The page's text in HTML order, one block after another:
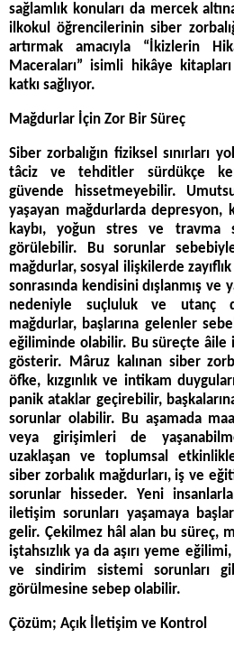
sağlamlık konuları da mercek
ilkokul öğrencilerinin siber
artırmak amacıyla “İkizlerin
Maceraları” isimli hikâye
katkı sağlıyor.
Mağdurlar İçin Zor Bir Süreç
Siber zorbalığın fiziksel sınırları
tâciz ve tehditler sürdükçe
güvende hissetmeyebilir.
yaşayan mağdurlarda depresyon,
kaybı, yoğun stres ve travma
görülebilir. Bu sorunlar
mağdurlar, sosyal ilişkilerde
sonrasında kendisini dışlanmış ve
nedeniyle suçluluk ve utanç
mağdurlar, başlarına gelenler
eğiliminde olabilir. Bu süreçte âile
gösterir. Mâruz kalınan siber
öfke, kızgınlık ve intikam
panik ataklar geçirebilir,
sorunlar olabilir. Bu aşamada
veya girişimleri de
uzaklaşan ve toplumsal
siber zorbalık mağdurları, iş ve
sorunlar hisseder. Yeni
iletişim sorunları yaşamaya
gelir. Çekilmez hâl alan bu süreç,
iştahsızlık ya da aşırı yeme
ve sindirim sistemi sorunları
görülmesine sebep olabilir.
Çözüm; Açık İletişim ve Kontrol